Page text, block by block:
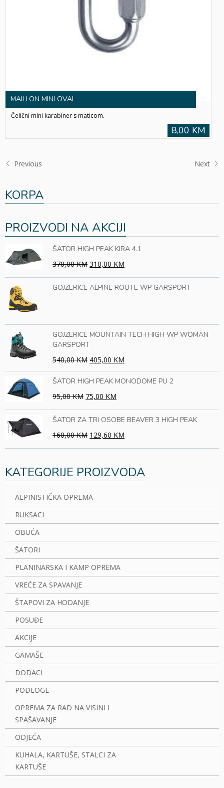
MAILLON MINI OVAL
Čelični mini karabiner s maticom.
8,00 KM
Previous Next
KORPA
PROIZVODI NA AKCIJI
ŠATOR HIGH PEAK KIRA 4.1
370,00 KM 310,00 KM
GOJZERICE ALPINE ROUTE WP GARSPORT
GOJZERICE MOUNTAIN TECH HIGH WP WOMAN
GARSPORT
540,00 KM 405,00 KM
ŠATOR HIGH PEAK MONODOME PU 2
95,00 KM 75,00 KM
ŠATOR ZA TRI OSOBE BEAVER 3 HIGH PEAK
160,00 KM 129,60 KM
KATEGORIJE PROIZVODA
ALPINISTIČKA OPREMA
RUKSACI
OBUĆA
ŠATORI
PLANINARSKA I KAMP OPREMA
VREĆE ZA SPAVANJE
ŠTAPOVI ZA HODANJE
POSUĐE
AKCIJE
GAMAŠE
DODACI
PODLOGE
OPREMA ZA RAD NA VISINI I
SPAŠAVANJE
ODJEĆA
KUHALA, KARTUŠE, STALCI ZA
KARTUŠE